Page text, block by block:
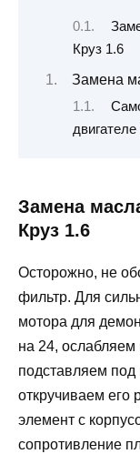
Круз 1.6
Замена
Замена
Круз 1.6
Осторожно, не
фильтр. Для
мотора для
на 24, ослабляем
подставляем
откручиваем
элемент с
сопротивление